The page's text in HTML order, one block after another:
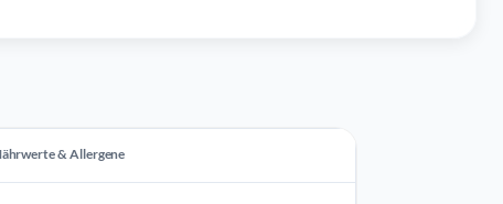
& Allergene